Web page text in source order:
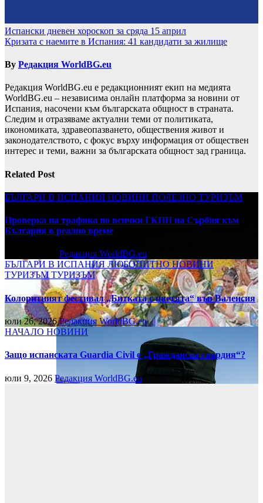
Навигация
Испански дневен хороскоп за сряда 15 април
Кризата с наемите в Испания: 41 кандидати за жилище
By Редакция WorldBG.eu
Редакция WorldBG.eu е редакционният екип на медията
WorldBG.eu – независима онлайн платформа за новини от
Испания, насочени към българската общност в страната.
Следим и отразяваме актуални теми от политиката,
икономиката, здравеопазването, обществения живот и
законодателството, с фокус върху информация от обществен
интерес и теми, важни за българската общност зад граница.
Related Post
БЪЛГАРИ В ИСПАНИЯ НОВИНИ ПОЛЕЗНО ТУРИЗЪМ
Проверка на трафика по всички ГКПП на Сърбия към
България в реално време
Редакция WorldBG.eu
БЪЛГАРИ В ИСПАНИЯ ЛЮБОПИТНОНОВИНИ
ТУРИЗЪМТУРИЗЪМ
Колоритният фестивал „Битката с цветята“ във Валенсия
юли 26, 2026Редакция WorldBG.eu
НАЧАЛО НОВИНИ
Защо испанската Guardia Civil е „Гражданска гвардия“?
юли 9, 2026 Редакция WorldBG.eu